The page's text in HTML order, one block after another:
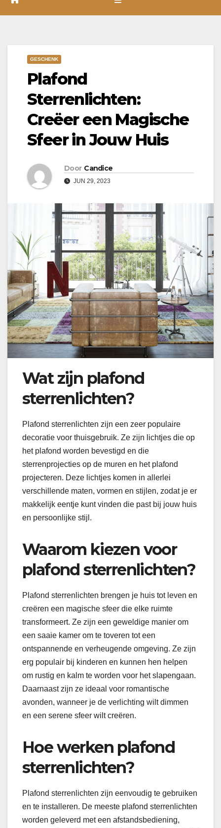
GESCHENK
Plafond
Sterrenlichten:
Creëer een Magische
Sfeer in Jouw Huis
Door Candice
JUN 29, 2023
Wat zijn plafond
sterrenlichten?
Plafond sterrenlichten zijn een zeer populaire
decoratie voor thuisgebruik. Ze zijn lichtjes die op
het plafond worden bevestigd en die
sterrenprojecties op de muren en het plafond
projecteren. Deze lichtjes komen in allerlei
verschillende maten, vormen en stijlen, zodat je er
makkelijk eentje kunt vinden die past bij jouw huis
en persoonlijke stijl.
Waarom kiezen voor
plafond sterrenlichten?
Plafond sterrenlichten brengen je huis tot leven en
creëren een magische sfeer die elke ruimte
transformeert. Ze zijn een geweldige manier om
een saaie kamer om te toveren tot een
ontspannende en verheugende omgeving. Ze zijn
erg populair bij kinderen en kunnen hen helpen
om rustig en kalm te worden voor het slapengaan.
Daarnaast zijn ze ideaal voor romantische
avonden, wanneer je de verlichting wilt dimmen
en een serene sfeer wilt creëren.
Hoe werken plafond
sterrenlichten?
Plafond sterrenlichten zijn eenvoudig te gebruiken
en te installeren. De meeste plafond sterrenlichten
worden geleverd met een afstandsbediening,